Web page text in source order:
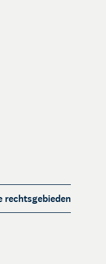
rechtsgebieden